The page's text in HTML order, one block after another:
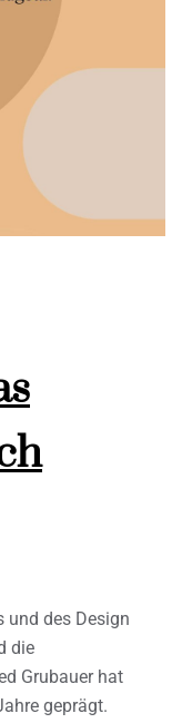
und des Design
die
Grubauer hat
geprägt.